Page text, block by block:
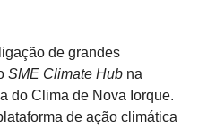
de grandes
SME Climate Hubna
do Clima de Nova Iorque.
de ação climática